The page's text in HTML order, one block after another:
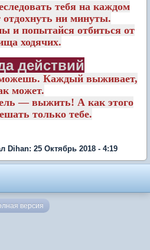
тебя на каждом
отдохнуть ни минуты.
и попытайся отбиться от
ходячих.
действий
Каждый выживает,
может.
— выжить! А как этого
только тебе.
Dihan: 25 Октябрь 2018 - 4:19
версия